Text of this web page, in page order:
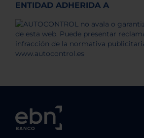
ENTIDAD ADHERIDA A